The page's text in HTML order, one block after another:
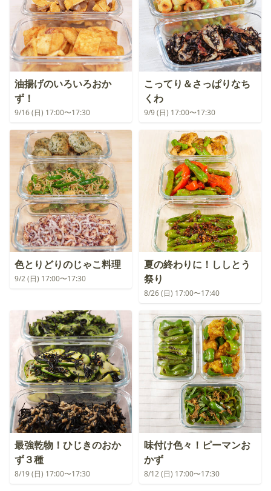
油揚げのいろいろおか
ず！
9/16 (日) 17:00〜17:30
こってり＆さっぱりなち
くわ
9/9 (日) 17:00〜17:30
色とりどりのじゃこ料理
9/2 (日) 17:00〜17:30
夏の終わりに！ししとう
祭り
8/26 (日) 17:00〜17:40
最強乾物！ひじきのおか
ず３種
8/19 (日) 17:00〜17:30
味付け色々！ピーマンお
かず
8/12 (日) 17:00〜17:30